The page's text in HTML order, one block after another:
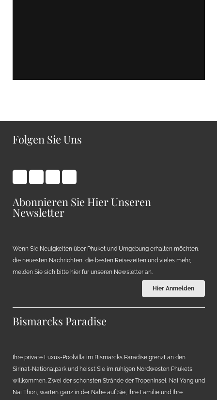
Folgen Sie Uns
Abonnieren Sie Hier Unseren
Newsletter
Wenn Sie Neuigkeiten über Phuket und Umgebung erhalten möchten,
die neuesten Nachrichten, die besten Reisezeiten und vieles mehr,
melden Sie sich bitte hier für unseren Newsletter an.
Hier Anmelden
Bismarcks Paradise
Ihre private Luxus-Poolvilla im Bismarcks Paradise grenzt an den
Sirinat-Nationalpark und heisst Sie im ruhigen Nordwesten Phukets
willkommen. Zwei der schönsten Strände der Tropeninsel, Nai Yang und
Nai Thon, warten ganz in der Nähe auf Sie, Ihre Familie und Ihre